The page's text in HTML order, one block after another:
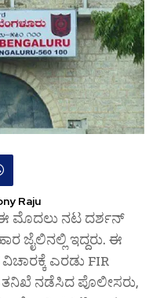
Raju
ಈ ಮೊದಲು ನಟ ದರ್ಶನ್
ಜೈಲಿನಲ್ಲಿ ಇದ್ದರು. ಈ
ಎರಡು FIR
ತನಿಖೆ ನಡೆಸಿದ ಪೊಲೀಸರು,